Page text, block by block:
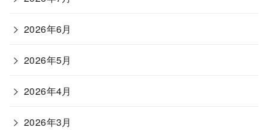
2026年6月
2026年5月
2026年4月
2026年3月